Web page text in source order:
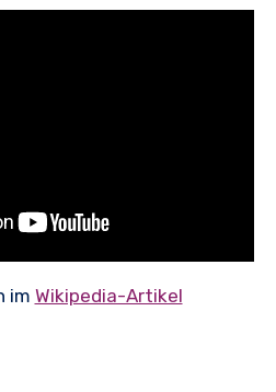
zu ruhigen Film kreiert,
im Wikipedia-Artikel